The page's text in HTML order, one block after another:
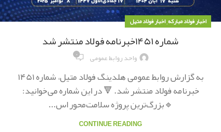
اخبار فولاد مبارکه,اخبار فولاد متیل
شماره ۱۴۵۱خبرنامه فولاد منتشر شد
واحد روابط عمومی ۰
به گزارش روابط عمومی هلدینگ فولاد متیل، شماره ۱۴۵۱
خبرنامه فولاد منتشر شد. 🔻 در این شماره می‌خوانید:
🔹بزرگ‌ترین پروژه سلامت‌محور اس...
CONTINUE READING